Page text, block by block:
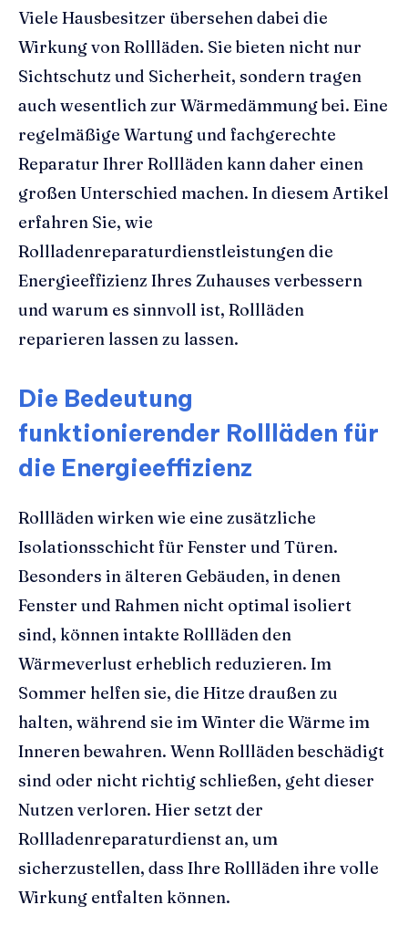
Viele Hausbesitzer übersehen dabei die
Wirkung von Rollläden. Sie bieten nicht nur
Sichtschutz und Sicherheit, sondern tragen
auch wesentlich zur Wärmedämmung bei. Eine
regelmäßige Wartung und fachgerechte
Reparatur Ihrer Rollläden kann daher einen
großen Unterschied machen. In diesem Artikel
erfahren Sie, wie
Rollladenreparaturdienstleistungen die
Energieeffizienz Ihres Zuhauses verbessern
und warum es sinnvoll ist, Rollläden
reparieren lassen zu lassen.
Die Bedeutung
funktionierender Rollläden für
die Energieeffizienz
Rollläden wirken wie eine zusätzliche
Isolationsschicht für Fenster und Türen.
Besonders in älteren Gebäuden, in denen
Fenster und Rahmen nicht optimal isoliert
sind, können intakte Rollläden den
Wärmeverlust erheblich reduzieren. Im
Sommer helfen sie, die Hitze draußen zu
halten, während sie im Winter die Wärme im
Inneren bewahren. Wenn Rollläden beschädigt
sind oder nicht richtig schließen, geht dieser
Nutzen verloren. Hier setzt der
Rollladenreparaturdienst an, um
sicherzustellen, dass Ihre Rollläden ihre volle
Wirkung entfalten können.